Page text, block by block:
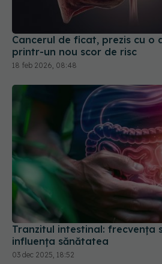
Cancerul de ficat, prezis cu o
printr-un nou scor de risc
18 feb 2026, 08:48
Tranzitul intestinal: frecvența
influența sănătatea
03 dec 2025, 18:52